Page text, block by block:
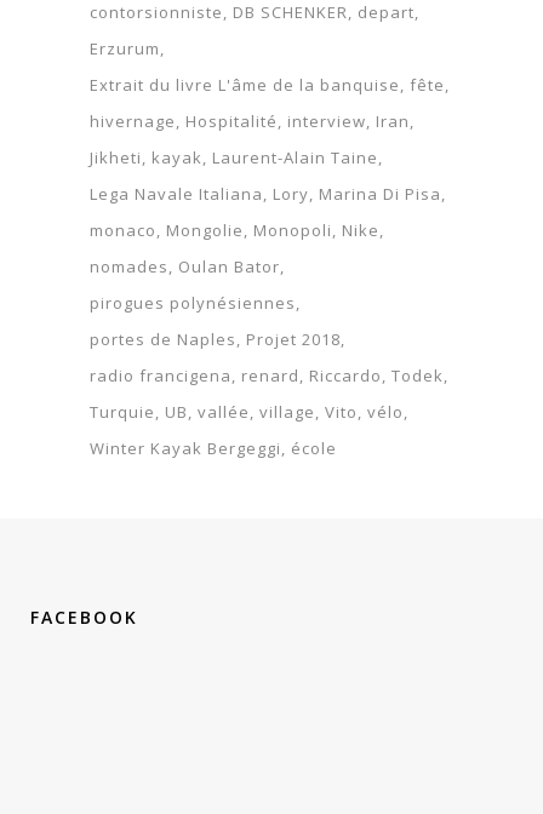
contorsionniste DB SCHENKER
depart
Erzurum
Extrait du livre L'âme de la banquise fête
hivernage
Hospitalité interview Iran
Jikheti
kayak
Laurent-Alain Taine
Lega Navale Italiana
Lory Marina Di Pisa
monaco
Mongolie Monopoli
Nike
nomades
Oulan Bator
pirogues polynésiennes
portes de Naples
Projet 2018
radio francigena
renard Riccardo Todek
Turquie
UB vallée village Vito vélo
Winter Kayak Bergeggi
école
FACEBOOK